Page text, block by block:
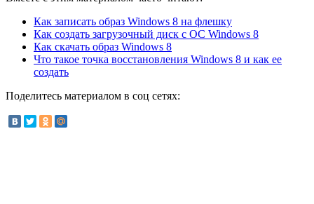
Как записать образ Windows 8 на флешку
Как создать загрузочный диск с ОС Windows 8
Как скачать образ Windows 8
Что такое точка восстановления Windows 8 и как ее
создать
Поделитесь материалом в соц сетях: